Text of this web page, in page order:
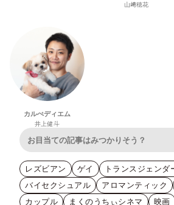
山﨑穂花
カルぺディエム
井上健斗
レズビアン ゲイ
トランスジェンダ
バイセクシュアル
アロマンティック
カップル
まくのうちぃシネマ 映画